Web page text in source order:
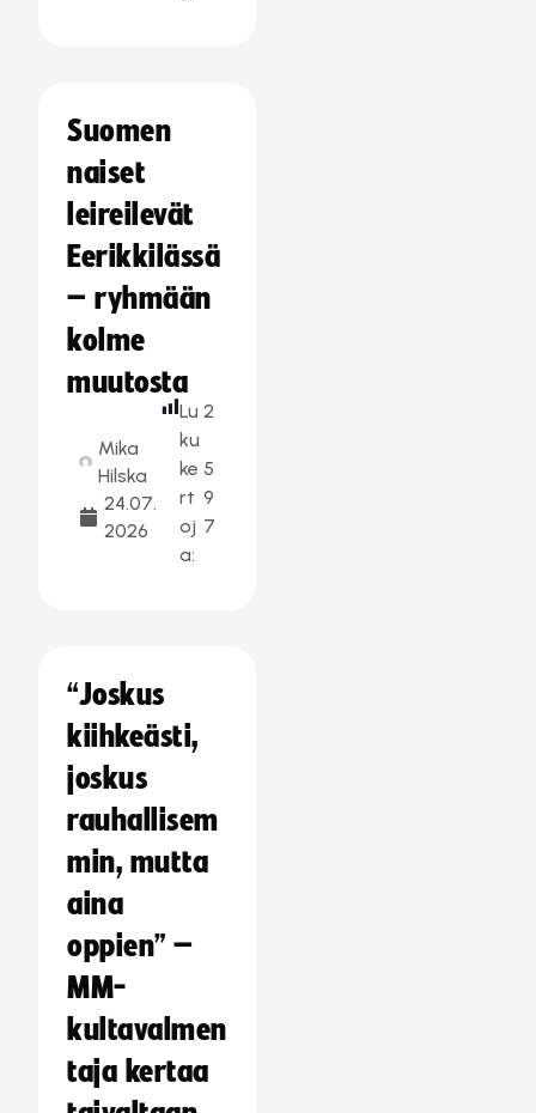
Suomen
naiset
leireilevät
Eerikkilässä
– ryhmään
kolme
muutosta
Mika
Hilska
24.07.
2026
Lu
ku
ke
rt
oj
a:
2
5
9
7
“Joskus
kiihkeästi,
joskus
rauhallisem
min, mutta
aina
oppien” –
MM-
kultavalmen
taja kertaa